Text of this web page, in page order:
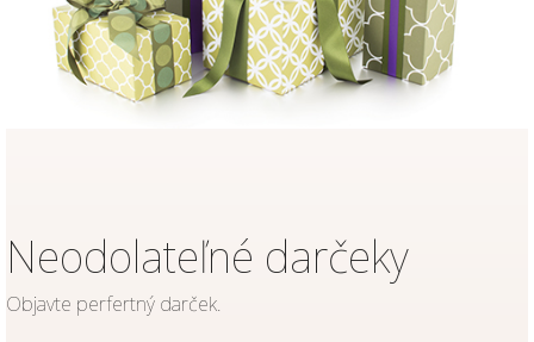
Neodolateľné darčeky
Objavte perfertný darček.